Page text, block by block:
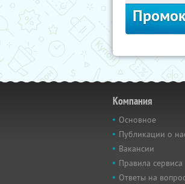
Компания
Основное
Публикации о
Вакансии
Правила сервиса
Ответы на